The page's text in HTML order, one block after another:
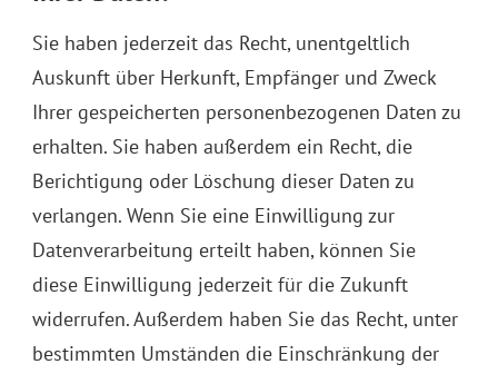
Sie haben jederzeit das Recht, unentgeltlich
Auskunft über Herkunft, Empfänger und Zweck
Ihrer gespeicherten personenbezogenen Daten zu
erhalten. Sie haben außerdem ein Recht, die
Berichtigung oder Löschung dieser Daten zu
verlangen. Wenn Sie eine Einwilligung zur
Datenverarbeitung erteilt haben, können Sie
diese Einwilligung jederzeit für die Zukunft
widerrufen. Außerdem haben Sie das Recht, unter
bestimmten Umständen die Einschränkung der